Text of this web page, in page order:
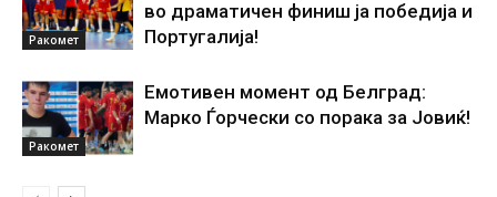
Ракомет
во драматичен финиш ја победија и
Португалија!
Ракомет
Емотивен момент од Белград:
Марко Ѓорчески со порака за Јовиќ!